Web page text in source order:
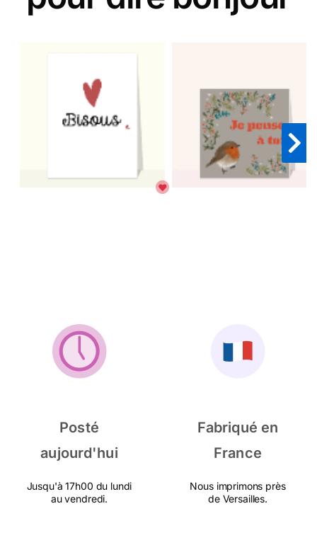
Posté
aujourd'hui
Jusqu'à 17h00 du lundi
au vendredi.
Fabriqué en
France
Nous imprimons près
de Versailles.